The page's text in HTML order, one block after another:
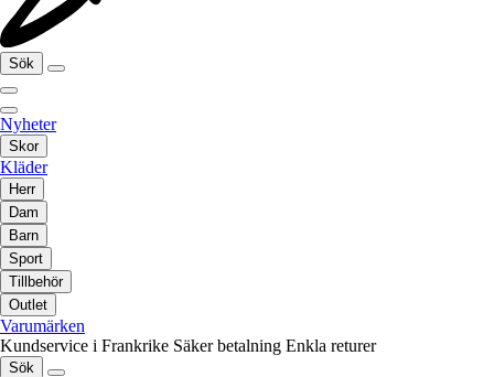
Sök
Nyheter
Skor
Kläder
Herr
Dam
Barn
Sport
Tillbehör
Outlet
Varumärken
Kundservice i Frankrike Säker betalning Enkla returer
Sök